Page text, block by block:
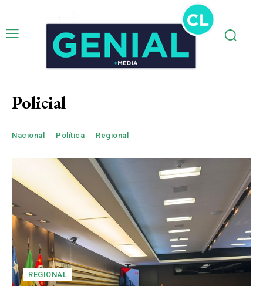
Policial
Nacional Política Regional
REGIONAL